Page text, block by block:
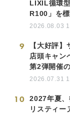
LIXIL循環
R100」を
2026.08.03
9
【大好評
店頭キャン
第2弾開催
2026.07.31
10
2027年夏
リスティー